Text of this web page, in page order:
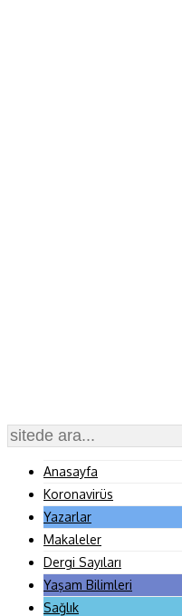
Anasayfa
Koronavirüs
Yazarlar
Makaleler
Dergi Sayıları
Yaşam Bilimleri
Sağlık